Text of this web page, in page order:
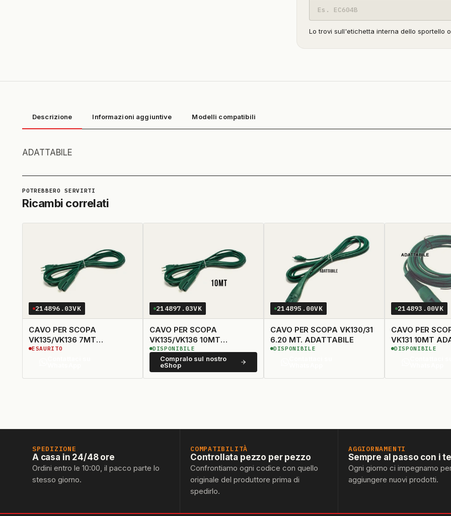
modello
Lo trovi sull'etichetta interna dello sportello
Descrizione Informazioni aggiuntive Modelli compatibili
ADATTABILE
Ricambi correlati
214896.03VK
CAVO PER SCOPA
VK135/VK136 7MT
ORIGINALE
ESAURITO
214897.03VK
CAVO PER SCOPA
VK135/VK136 10MT
ORIGINALE
Compralo sul nostro
eShop
DISPONIBILE
214895.00VK
CAVO PER SCOPA VK130/31
6.20 MT. ADATTABILE
DISPONIBILE
214893.00VK
CAVO PER
VK131 10MT
DISPONIBILE
SPEDIZIONE
A casa in 24/48 ore
Ordini entro le 10:00, il pacco parte lo
stesso giorno.
COMPATIBILITÀ
Controllata pezzo per pezzo
Confrontiamo ogni codice con quello
originale del produttore prima di
spedirlo.
AGGIORNAMENTI
Sempre al passo con i
Ogni giorno ci impegnamo
aggiungere nuovi prodotti.